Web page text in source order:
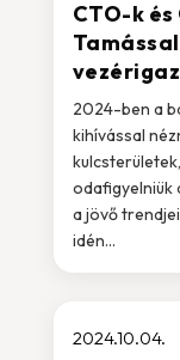
CTO-k
2024-ben a
kihívással
odafigyelniük
a jövő
idén...
2024.10.04.